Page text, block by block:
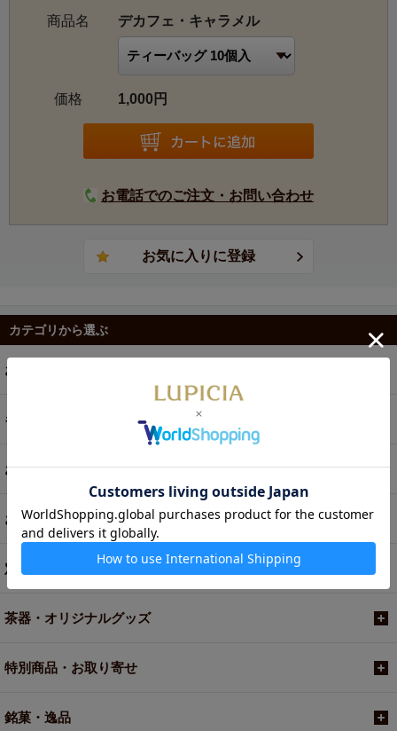
商品名
デカフェ・キャラメル
価格 1,000円
お電話でのご注文・お問い合わせ
カテゴリから選ぶ
お茶
ギフト
お菓子・食品・飲料
お買い得商品
定期便
茶器・オリジナルグッズ
特別商品・お取り寄せ
銘菓・逸品